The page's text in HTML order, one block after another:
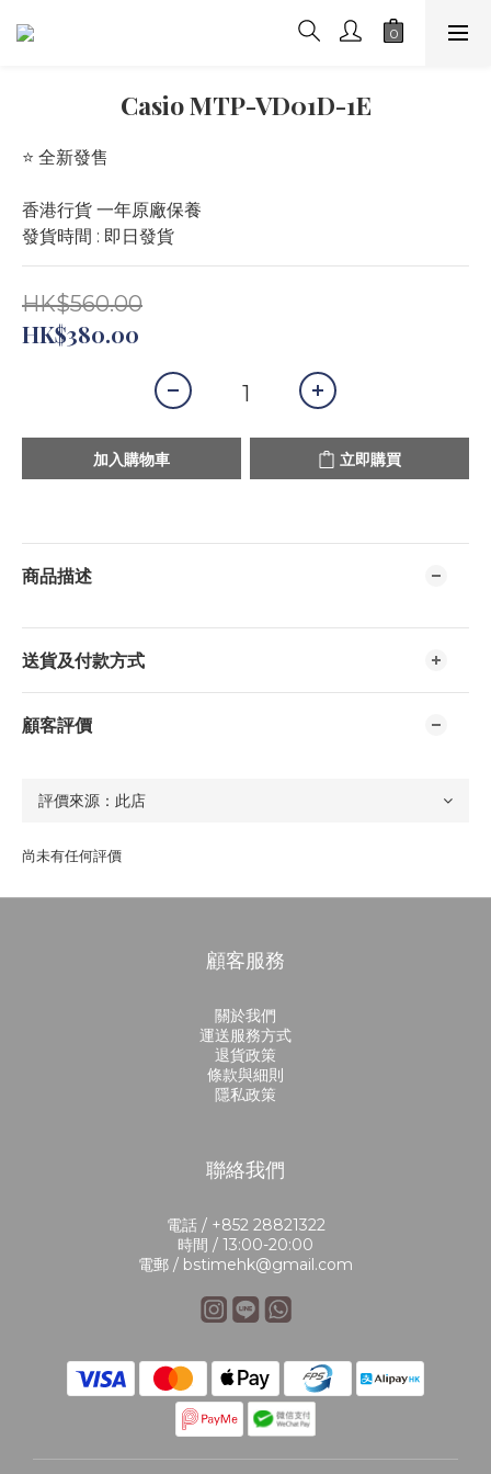
Casio MTP-VD01D-1E
⭐️ 全新發售
香港行貨 一年原廠保養
發貨時間 : 即日發貨
HK$560.00
HK$380.00
加入購物車 立即購買
商品描述
送貨及付款方式
顧客評價
尚未有任何評價
顧客服務
關於我們
運送服務方式
退貨政策
條款與細則
隱私政策
聯絡我們
電話 / +852 28821322
時間 / 13:00-20:00
電郵 / bstimehk@gmail.com